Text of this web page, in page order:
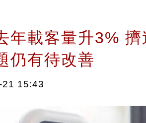
年載客量升3%
仍有待改善
15:43